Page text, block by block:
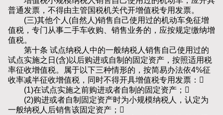
普通发票，不得由主管国税机关代开增值税专用发票。
(三)其他个人(自然人)销售自己使用过的机动车免征增
值税，专门从事二手车收购、销售业务的，应按规定缴纳增
值税。
第十条 试点纳税人中的一般纳税人销售自己使用过的
试点实施之日(含)以后购进或自制的固定资产，按照适用税
率征收增值税。属于以下三种情形的，按简易办法依4%征
收率减半征收增值税，同时不得开具增值税专用发票：
(1)在试点实施之前购进或者自制的固定资产；
(2)购进或者自制固定资产时为小规模纳税人，认定为
一般纳税人后销售该固定资产；